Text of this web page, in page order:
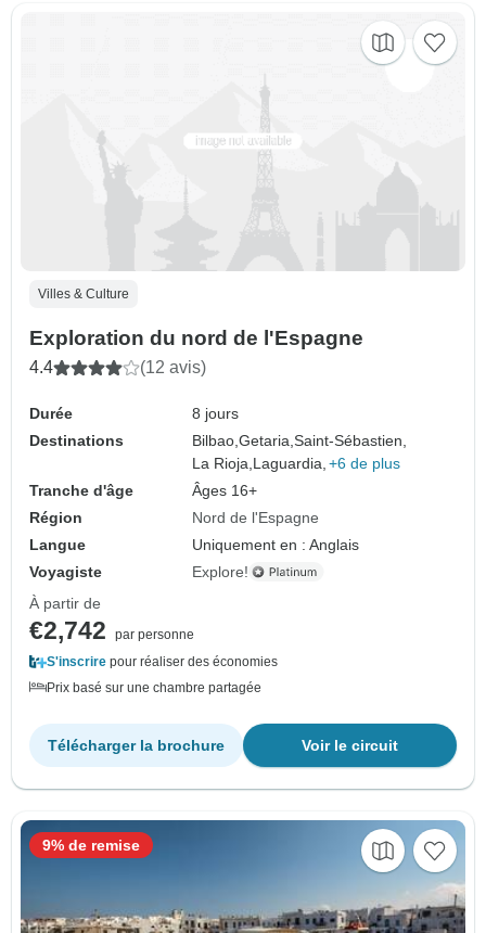
Villes & Culture
Exploration du nord de l'Espagne
4.4 (12 avis)
Durée
8 jours
Destinations
Bilbao,Getaria,Saint-Sébastien,
La Rioja, Laguardia, +6 de plus
Tranche d'âge
Âges 16+
Région
Nord de l'Espagne
Langue
Uniquement en : Anglais
Voyagiste
Explore!
À partir de
€2,742
par personne
S'inscrire pour réaliser des économies
Prix basé sur une chambre partagée
Voir le circuit
Télécharger la brochure
9% de remise